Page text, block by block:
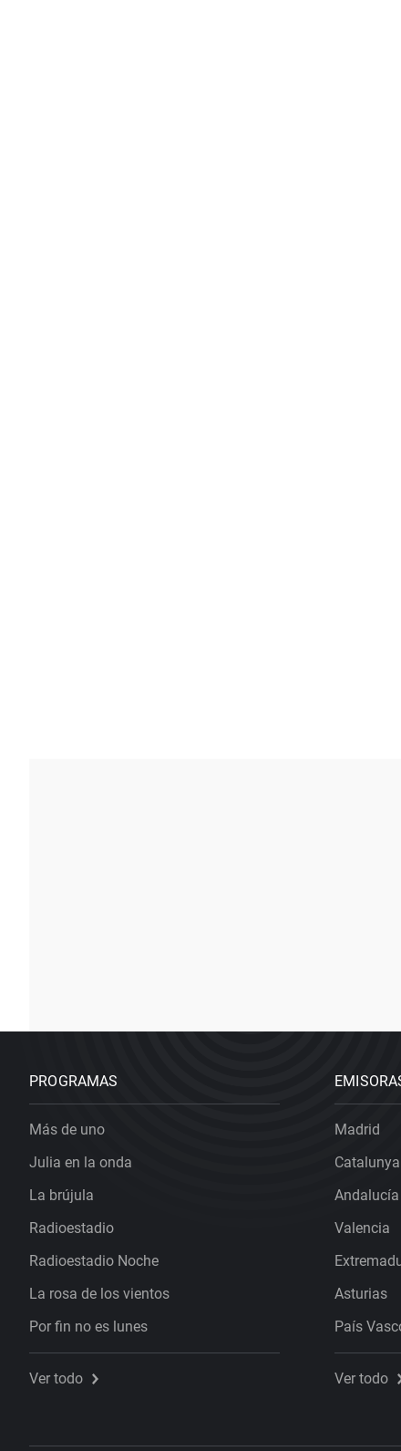
PROGRAMAS
Más de uno
Julia en la onda
La brújula
Radioestadio
Radioestadio Noche
La rosa de los vientos
Por fin no es lunes
Ver todo
Madrid
Catalunya
Andalucía
Valencia
Asturias
País
Ver todo